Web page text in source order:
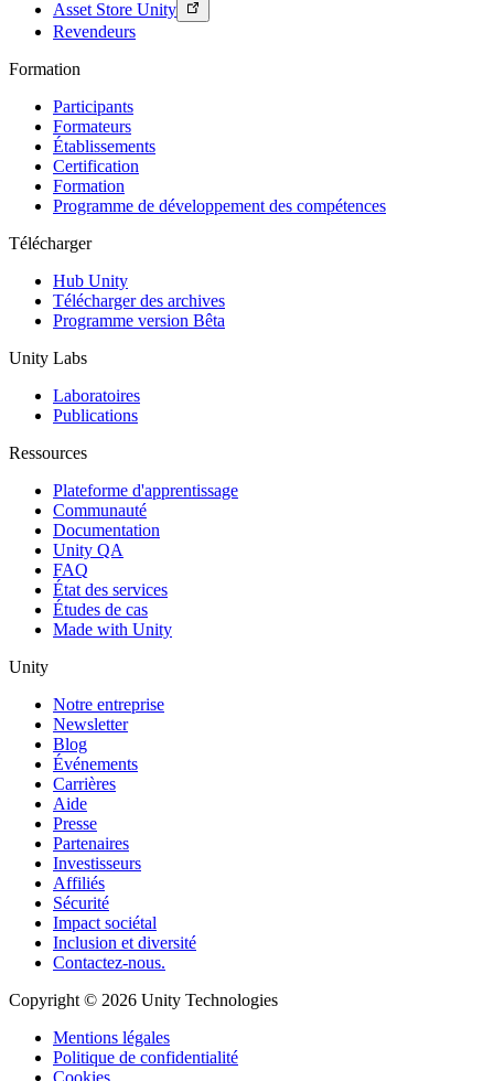
Asset Store Unity
Revendeurs
Formation
Participants
Formateurs
Établissements
Certification
Formation
Programme de développement des compétences
Télécharger
Hub Unity
Télécharger des archives
Programme version Bêta
Unity Labs
Laboratoires
Publications
Ressources
Plateforme d'apprentissage
Communauté
Documentation
Unity QA
FAQ
État des services
Études de cas
Made with Unity
Unity
Notre entreprise
Newsletter
Blog
Événements
Carrières
Aide
Presse
Partenaires
Investisseurs
Affiliés
Sécurité
Impact sociétal
Inclusion et diversité
Contactez-nous.
Copyright © 2026 Unity Technologies
Mentions légales
Politique de confidentialité